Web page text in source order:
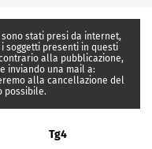
stati presi da internet,
soggetti presenti in questi
alla pubblicazione,
inviando una mail a:
alla cancellazione del
possibile.
Tg4